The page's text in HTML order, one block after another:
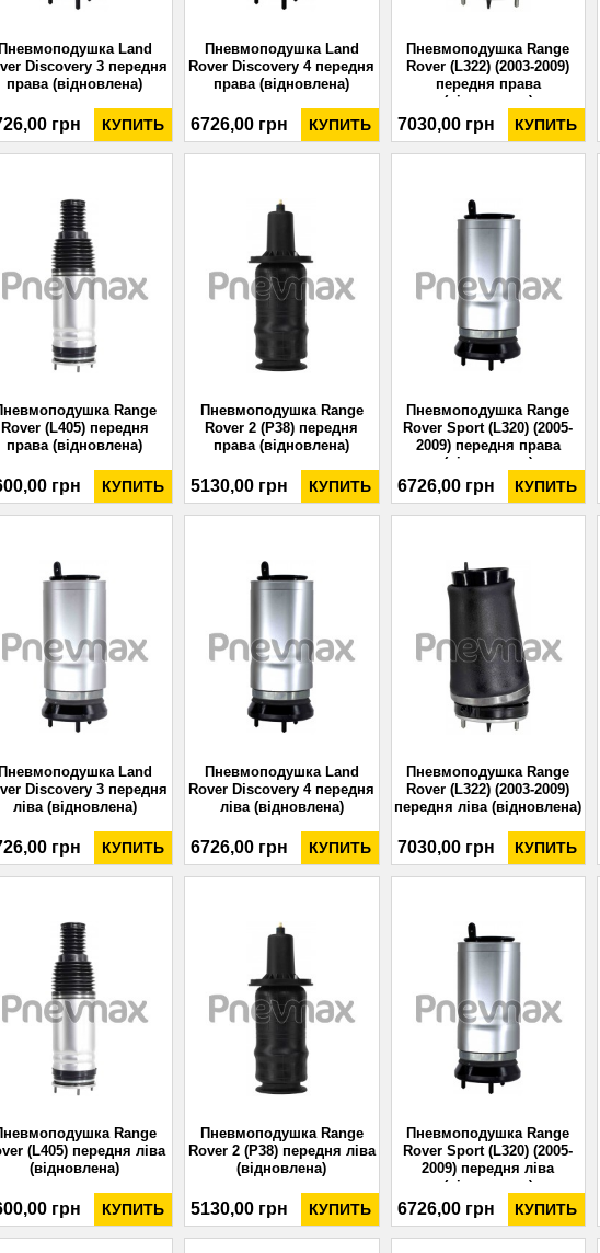
Land
Discovery 3 передня
права (відновлена)
грн КУПИТЬ
Пневмоподушка Land
Rover Discovery 4 передня
права (відновлена)
6726,00 грн КУПИТЬ
Пневмоподушка Range
Rover (L322) (2003-2009)
передня права
(відновлена)
7030,00 грн КУПИТЬ
Range
Rover (L405) передня
права (відновлена)
грн КУПИТЬ
Пневмоподушка Range
Rover 2 (P38) передня
права (відновлена)
5130,00 грн КУПИТЬ
Пневмоподушка Range
Rover Sport (L320) (2005-
2009) передня права
(відновлена)
6726,00 грн КУПИТЬ
Land
Discovery 3 передня
ліва (відновлена)
грн КУПИТЬ
Пневмоподушка Land
Rover Discovery 4 передня
ліва (відновлена)
6726,00 грн КУПИТЬ
Пневмоподушка Range
Rover (L322) (2003-2009)
передня ліва (відновлена)
7030,00 грн КУПИТЬ
Range
(L405) передня ліва
(відновлена)
грн КУПИТЬ
Пневмоподушка Range
Rover 2 (P38) передня ліва
(відновлена)
5130,00 грн КУПИТЬ
Пневмоподушка Range
Rover Sport (L320) (2005-
2009) передня ліва
(відновлена)
6726,00 грн КУПИТЬ